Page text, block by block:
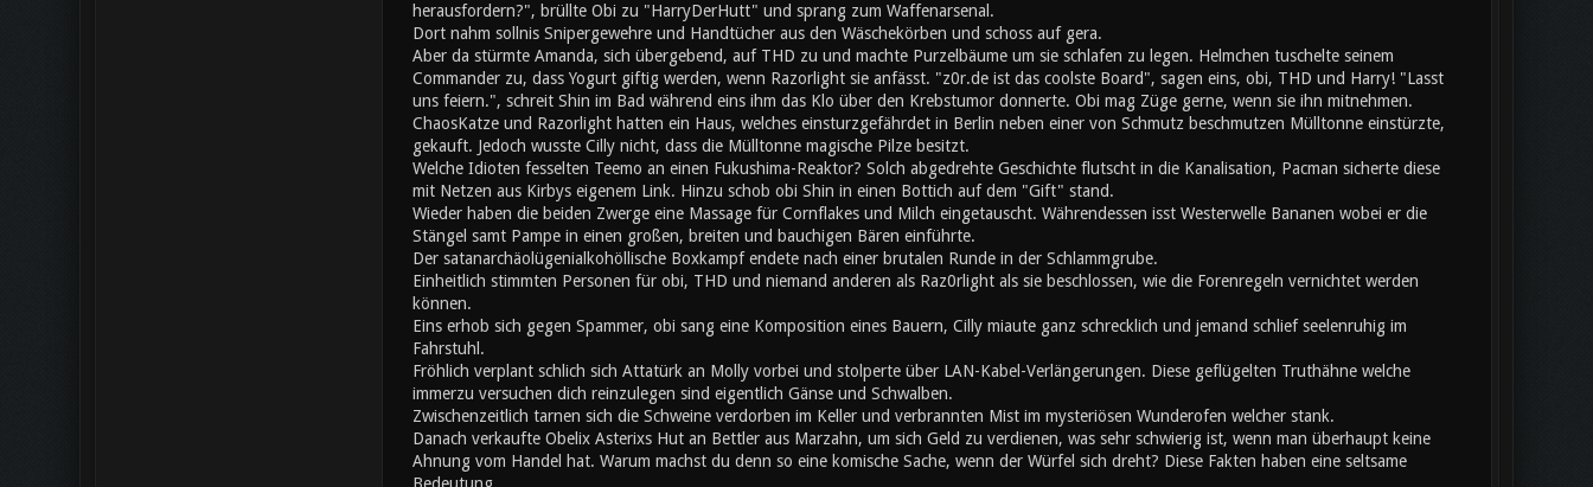
herausfordern?", brüllte Obi zu "HarryDerHutt" und sprang zum Waffenarsenal.
Dort nahm sollnis Snipergewehre und Handtücher aus den Wäschekörben und schoss auf gera.
Aber da stürmte Amanda, sich übergebend, auf THD zu und machte Purzelbäume um sie schlafen zu legen. Helmchen tuschelte seinem
Commander zu, dass Yogurt giftig werden, wenn Razorlight sie anfässt. "z0r.de ist das coolste Board", sagen eins, obi, THD und Harry! "Lasst
uns feiern.", schreit Shin im Bad während eins ihm das Klo über den Krebstumor donnerte. Obi mag Züge gerne, wenn sie ihn mitnehmen.
ChaosKatze und Razorlight hatten ein Haus, welches einsturzgefährdet in Berlin neben einer von Schmutz beschmutzen Mülltonne einstürzte,
gekauft. Jedoch wusste Cilly nicht, dass die Mülltonne magische Pilze besitzt.
Welche Idioten fesselten Teemo an einen Fukushima-Reaktor? Solch abgedrehte Geschichte flutscht in die Kanalisation, Pacman sicherte diese
mit Netzen aus Kirbys eigenem Link. Hinzu schob obi Shin in einen Bottich auf dem "Gift" stand.
Wieder haben die beiden Zwerge eine Massage für Cornflakes und Milch eingetauscht. Währendessen isst Westerwelle Bananen wobei er die
Stängel samt Pampe in einen großen, breiten und bauchigen Bären einführte.
Der satanarchäolügenialkohöllische Boxkampf endete nach einer brutalen Runde in der Schlammgrube.
Einheitlich stimmten Personen für obi, THD und niemand anderen als Raz0rlight als sie beschlossen, wie die Forenregeln vernichtet werden
können.
Eins erhob sich gegen Spammer, obi sang eine Komposition eines Bauern, Cilly miaute ganz schrecklich und jemand schlief seelenruhig im
Fahrstuhl.
Fröhlich verplant schlich sich Attatürk an Molly vorbei und stolperte über LAN-Kabel-Verlängerungen. Diese geflügelten Truthähne welche
immerzu versuchen dich reinzulegen sind eigentlich Gänse und Schwalben.
Zwischenzeitlich tarnen sich die Schweine verdorben im Keller und verbrannten Mist im mysteriösen Wunderofen welcher stank.
Danach verkaufte Obelix Asterixs Hut an Bettler aus Marzahn, um sich Geld zu verdienen, was sehr schwierig ist, wenn man überhaupt keine
Ahnung vom Handel hat. Warum machst du denn so eine komische Sache, wenn der Würfel sich dreht? Diese Fakten haben eine seltsame